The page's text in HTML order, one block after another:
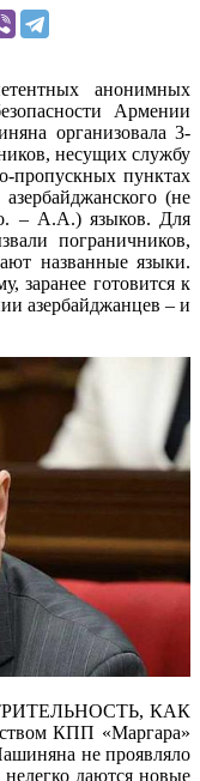
анонимных
Армении
организовала 3-
несущих службу
пропускных пунктах
(не
– А.А.) языков. Для
пограничников,
названные языки.
заранее готовится к
азербайджанцев – и
КАК
КПП «Маргара»
не проявляло
даются новые